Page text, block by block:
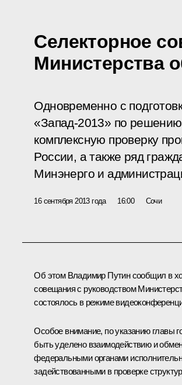
Селекторное
Министерства
Одновременно с
«Запад-2013» по
комплексную проверку
России, а также ряд
Минэнерго и
16 сентября 2013 года 16:00 Сочи
Об этом Владимир Путин сообщил в
совещания с руководством
состоялось в режиме
Особое внимание, по указанию главы
быть уделено взаимодействию и
федеральными органами
задействованными в проверке